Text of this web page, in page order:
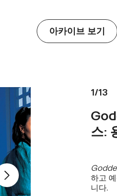
아카이브 보기
1/13
스:
하고
니다.